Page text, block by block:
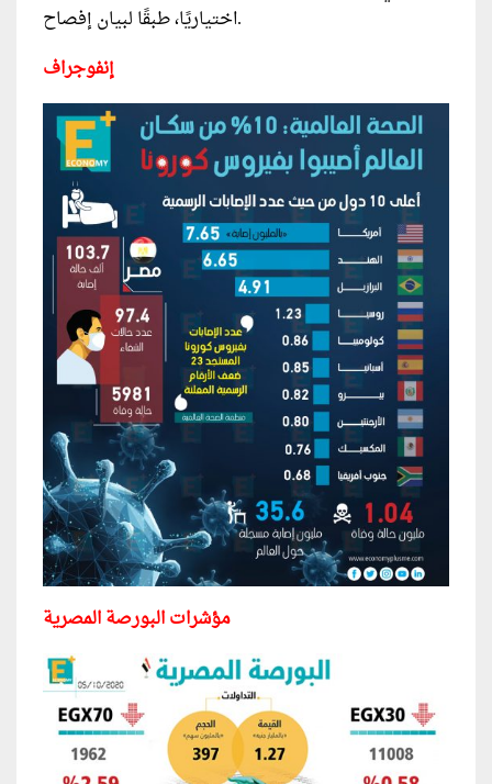
اختياريًا، طبقًا لبيان إفصاح.
إنفوجراف